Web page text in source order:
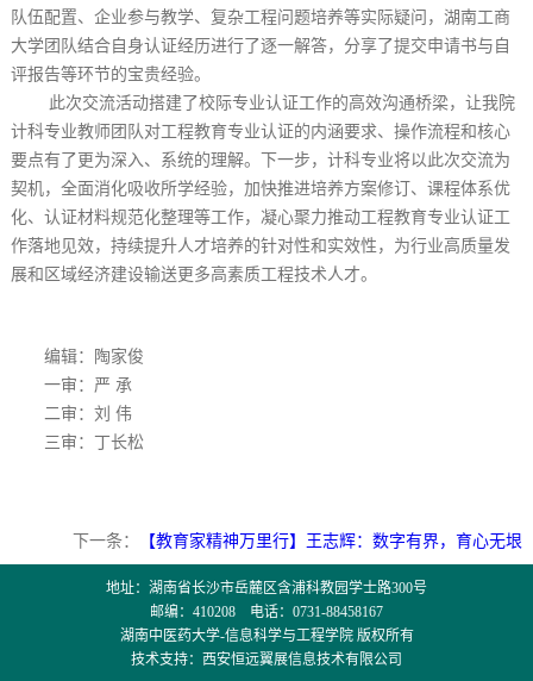
队伍配置、企业参与教学、复杂工程问题培养等实际疑问，湖南工商
大学团队结合自身认证经历进行了逐一解答，分享了提交申请书与自
评报告等环节的宝贵经验。
此次交流活动搭建了校际专业认证工作的高效沟通桥梁，让我院
计科专业教师团队对工程教育专业认证的内涵要求、操作流程和核心
要点有了更为深入、系统的理解。下一步，计科专业将以此次交流为
契机，全面消化吸收所学经验，加快推进培养方案修订、课程体系优
化、认证材料规范化整理等工作，凝心聚力推动工程教育专业认证工
作落地见效，持续提升人才培养的针对性和实效性，为行业高质量发
展和区域经济建设输送更多高素质工程技术人才。
编辑：陶家俊
一审：严 承
二审：刘 伟
三审： 丁长松
下一条： 【教育家精神万里行】王志辉：数字有界，育心无垠
地址：湖南省长沙市岳麓区含浦科教园学士路300号
邮编：410208 电话：0731-88458167
湖南中医药大学-信息科学与工程学院 版权所有
技术支持：西安恒远翼展信息技术有限公司